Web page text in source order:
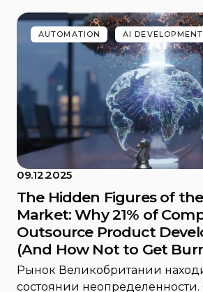
AUTOMATION AI DEVELOPMENT
09.12.2025
The Hidden Figures of
Market: Why 21% of
Outsource Product
(And How Not to Get
Рынок Великобритании
состоянии